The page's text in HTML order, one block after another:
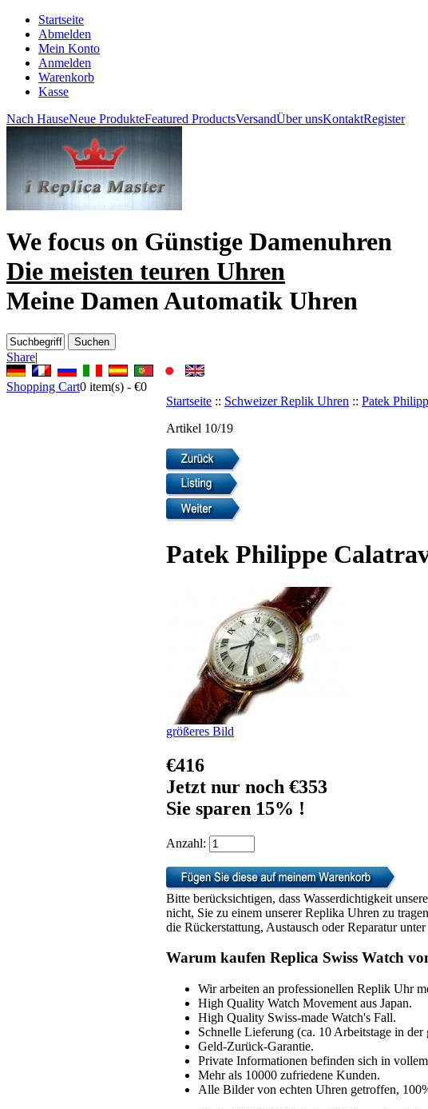
Startseite
Abmelden
Mein Konto
Anmelden
Warenkorb
Kasse
Nach HauseNeue ProdukteFeatured ProductsVersandÜber unsKontaktRegister
We focus on Günstige Damenuhren
Die meisten teuren Uhren
Meine Damen Automatik Uhren
Share|
Shopping Cart0 item(s) - €0
Startseite :: Schweizer Replik Uhren :: Patek
Artikel 10/19
Patek Philippe
größeres Bild
€416
Jetzt nur noch €353
Sie sparen 15% !
Anzahl:
Bitte berücksichtigen, dass Wasserdichtigkeit
nicht, Sie zu einem unserer Replika Uhren zu
die Rückerstattung, Austausch oder Reparatur
Warum kaufen Replica Swiss Watch
Wir arbeiten an professionellen Replik Uhr
High Quality Watch Movement aus Japan.
High Quality Swiss-made Watch's Fall.
Schnelle Lieferung (ca. 10 Arbeitstage in der
Geld-Zurück-Garantie.
Private Informationen befinden sich in
Mehr als 10000 zufriedene Kunden.
Alle Bilder von echten Uhren getroffen,